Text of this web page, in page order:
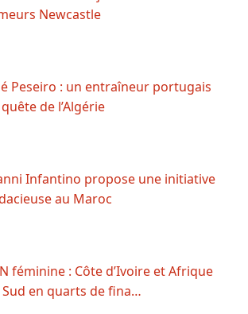
Newcastle
Peseiro : un entraîneur portugais
de l’Algérie
Infantino propose une initiative
au Maroc
féminine : Côte d’Ivoire et Afrique
en quarts de fina…